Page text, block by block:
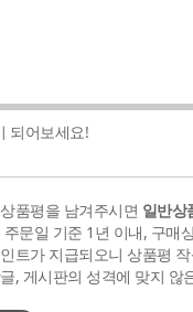
되어보세요!
품평을 남겨주시면 일반상
주문일 기준 1년 이내, 구매
트가 지급되오니 상품평
, 게시판의 성격에 맞지